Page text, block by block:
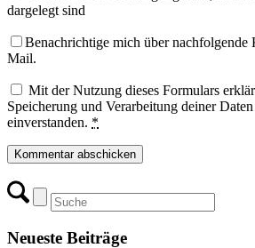
dargelegt sind
Benachrichtige mich über nachfolgende
Mail.
Mit der Nutzung dieses Formulars
Speicherung und Verarbeitung deiner
einverstanden. *
Neueste Beiträge